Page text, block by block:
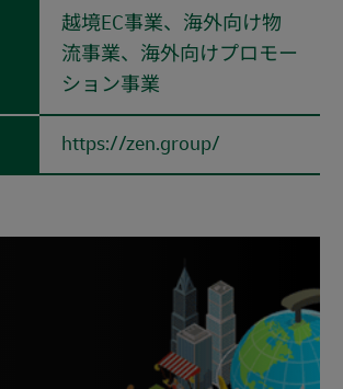
越境EC事業、海外向け物
流事業、海外向けプロモー
ション事業
https://zen.group/